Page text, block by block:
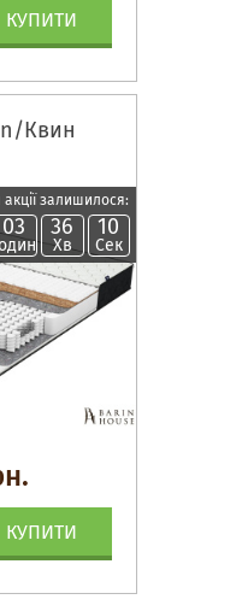
КУПИТИ
Квин
акції залишилося:
03 36
Хв
09
Сек
КУПИТИ